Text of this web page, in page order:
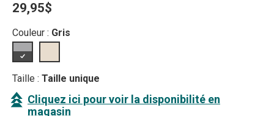
29,95$
Couleur : Gris
Taille : Taille unique
Cliquez ici pour voir la disponibilité en
magasin